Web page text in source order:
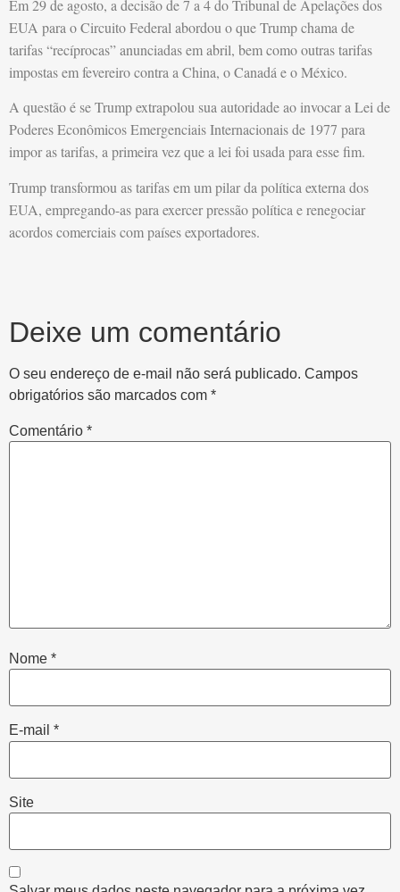
Em 29 de agosto, a decisão de 7 a 4 do Tribunal de Apelações dos
EUA para o Circuito Federal abordou o que Trump chama de
tarifas “recíprocas” anunciadas em abril, bem como outras tarifas
impostas em fevereiro contra a China, o Canadá e o México.
A questão é se Trump extrapolou sua autoridade ao invocar a Lei de
Poderes Econômicos Emergenciais Internacionais de 1977 para
impor as tarifas, a primeira vez que a lei foi usada para esse fim.
Trump transformou as tarifas em um pilar da política externa dos
EUA, empregando-as para exercer pressão política e renegociar
acordos comerciais com países exportadores.
Deixe um comentário
O seu endereço de e-mail não será publicado. Campos
obrigatórios são marcados com *
Comentário *
Nome *
E-mail *
Site